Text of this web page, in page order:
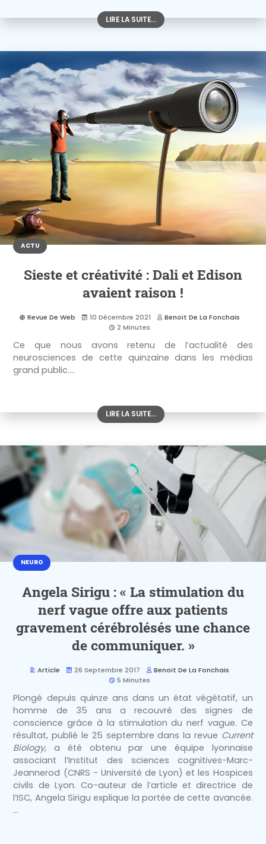
LIRE LA SUITE...
ACTU
Sieste et créativité : Dali et Edison
avaient raison !
Revue De Web 10 Décembre 2021
Benoit De La Fonchais
2 Minutes
Ce que nous avons retenu de l’actualité des
neurosciences de cette quinzaine dans les médias
grand public....
LIRE LA SUITE...
NEURO
Angela Sirigu : « La stimulation du
nerf vague offre aux patients
gravement cérébrolésés une chance
de communiquer. »
Article 26 Septembre 2017
Benoit De La Fonchais
5 Minutes
Plongé depuis quinze ans dans un état végétatif, un
homme de 35 ans a recouvré des signes de
conscience grâce à la stimulation du nerf vague. Ce
résultat, publié le 25 septembre dans la revue Current
Biology, a été obtenu par une équipe lyonnaise
associant l’Institut des sciences cognitives-Marc-
Jeannerod (CNRS - Université de Lyon) et les Hospices
civils de Lyon. Co-auteur de l’article et directrice de
l’ISC, Angela Sirigu explique la portée de cette avancée.
...